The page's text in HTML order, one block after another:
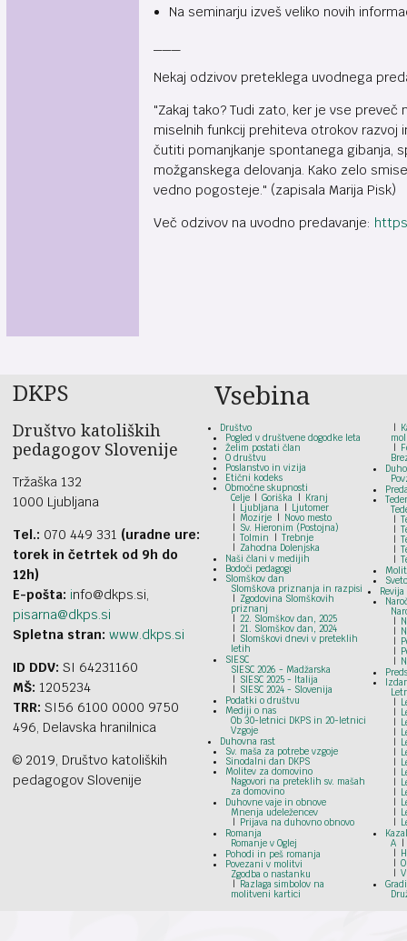
Na seminarju izveš veliko novih
Nekaj odzivov preteklega uvodnega
"Zakaj tako? Tudi zato, ker je vse
miselnih funkcij prehiteva otrokov razvoj
čutiti pomanjkanje spontanega gibanja,
možganskega delovanja. Kako zelo
vedno pogosteje." (zapisala Marija Pisk)
Več odzivov na uvodno predavanje:
DKPS
Društvo katoliških
pedagogov Slovenije
Tržaška 132
1000 Ljubljana
Tel.: 070 449 331 (uradne ure:
torek in četrtek od 9h do
12h)
E-pošta: info@dkps.si,
pisarna@dkps.si
Spletna stran: www.dkps.si
ID DDV: SI 64231160
MŠ: 1205234
TRR: SI56 6100 0000 9750
496, Delavska hranilnica
© 2019, Društvo katoliških
pedagogov Slovenije
Vsebina
Društvo
Pogled v društvene dogodke leta
Želim postati član
O društvu
Poslanstvo in vizija
Etični kodeks
Območne skupnosti
Celje
Goriška
Kranj
Ljubljana
Ljutomer
Mozirje
Novo mesto
Sv. Hieronim (Postojna)
Tolmin
Trebnje
Zahodna Dolenjska
Naši člani v medijih
Bodoči pedagogi
Slomškov dan
Slomškova priznanja in razpisi
Zgodovina Slomškovih
priznanj
22. Slomškov dan, 2025
21. Slomškov dan, 2024
Slomškovi dnevi v preteklih
letih
SIESC
SIESC 2026 - Madžarska
SIESC 2025 - Italija
SIESC 2024 - Slovenija
Podatki o društvu
Mediji o nas
Ob 30-letnici DKPS in 20-letnici
Vzgoje
Duhovna rast
Sv. maša za potrebe vzgoje
Sinodalni dan DKPS
Molitev za domovino
Nagovori na preteklih sv. mašah
za domovino
Duhovne vaje in obnove
Mnenja udeležencev
Prijava na duhovno obnovo
Romanja
Romanje v Oglej
Pohodi in peš romanja
Povezani v molitvi
Zgodba o nastanku
Razlaga simbolov na
molitveni kartici
A
H
O
V